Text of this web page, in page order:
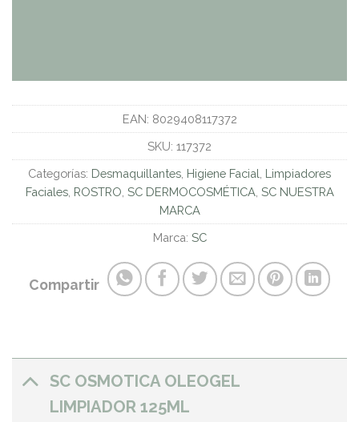
EAN: 8029408117372
SKU: 117372
Categorías: Desmaquillantes Higiene Facial Limpiadores
Faciales, ROSTRO SC DERMOCOSMÉTICA, SC NUESTRA
MARCA
Marca: SC
Compartir
SC OSMOTICA OLEOGEL
LIMPIADOR 125ML